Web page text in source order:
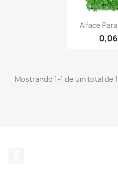
Alface
Mostrando 1-1 de um total de